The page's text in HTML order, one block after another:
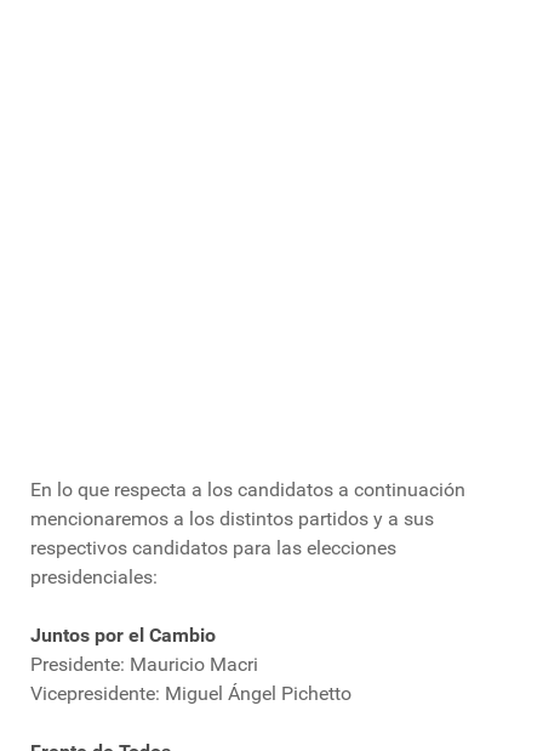
En lo que respecta a los candidatos a continuación
mencionaremos a los distintos partidos y a sus
respectivos candidatos para las elecciones
presidenciales:
Juntos por el Cambio
Presidente: Mauricio Macri
Vicepresidente: Miguel Ángel Pichetto